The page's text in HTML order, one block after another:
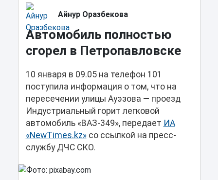
Айнур Оразбекова
Автомобиль полностью
сгорел в Петропавловске
10 января в 09.05 на телефон 101
поступила информация о том, что на
пересечении улицы Ауэзова — проезд
Индустриальный горит легковой
автомобиль «ВАЗ-349», передает ИА
«NewTimes.kz»со ссылкой на пресс-
службу ДЧС СКО.